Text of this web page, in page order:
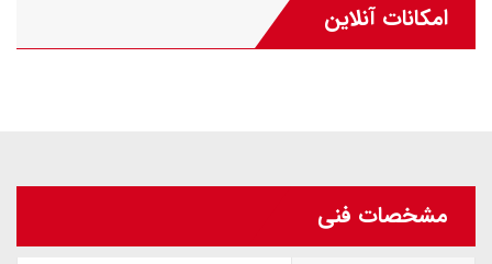
امکانات آنلاین
مشخصات فنی